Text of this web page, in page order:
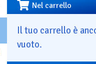
Nel carrello
Il tuo carrello è
vuoto.